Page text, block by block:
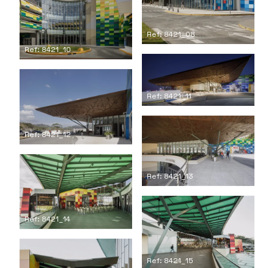
Ref: 8421_08
Ref: 8421_10
Ref: 8421_11
Ref: 8421_12
Ref: 8421_13
Ref: 8421_14
Ref: 8421_15